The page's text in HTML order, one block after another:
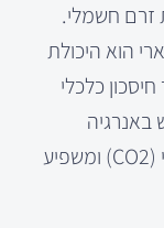
זרם חשמלי.
הוא היכולת
כלכלי
באנרגיה
סולארית תורם להפחתת פחמן דו-חמצני (CO2) ומשפיע